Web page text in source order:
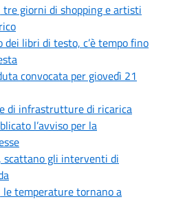
tre giorni di shopping e artisti
dei libri di testo, c’è tempo fino
convocata per giovedì 21
di infrastrutture di ricarica
l’avviso per la
scattano gli interventi di
le temperature tornano a